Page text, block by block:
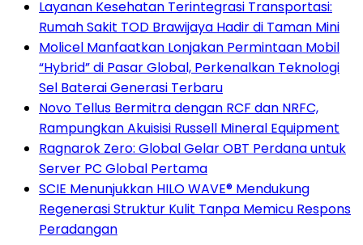
Layanan Kesehatan Terintegrasi Transportasi:
Rumah Sakit TOD Brawijaya Hadir di Taman Mini
Molicel Manfaatkan Lonjakan Permintaan Mobil
“Hybrid” di Pasar Global, Perkenalkan Teknologi
Sel Baterai Generasi Terbaru
Novo Tellus Bermitra dengan RCF dan NRFC,
Rampungkan Akuisisi Russell Mineral Equipment
Ragnarok Zero: Global Gelar OBT Perdana untuk
Server PC Global Pertama
SCIE Menunjukkan HILO WAVE® Mendukung
Regenerasi Struktur Kulit Tanpa Memicu Respons
Peradangan